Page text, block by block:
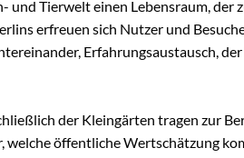
und Tierwelt einen Lebensraum,
erfreuen sich Nutzer und
Erfahrungsaustausch,
der Kleingärten tragen zur
welche öffentliche Wertschätzung